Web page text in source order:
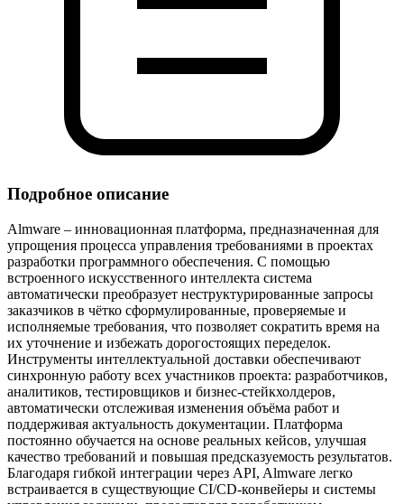
Подробное описание
Almware – инновационная платформа, предназначенная для
упрощения процесса управления требованиями в проектах
разработки программного обеспечения. С помощью
встроенного искусственного интеллекта система
автоматически преобразует неструктурированные запросы
заказчиков в чётко сформулированные, проверяемые и
исполняемые требования, что позволяет сократить время на
их уточнение и избежать дорогостоящих переделок.
Инструменты интеллектуальной доставки обеспечивают
синхронную работу всех участников проекта: разработчиков,
аналитиков, тестировщиков и бизнес‑стейкхолдеров,
автоматически отслеживая изменения объёма работ и
поддерживая актуальность документации. Платформа
постоянно обучается на основе реальных кейсов, улучшая
качество требований и повышая предсказуемость результатов.
Благодаря гибкой интеграции через API, Almware легко
встраивается в существующие CI/CD‑конвейеры и системы